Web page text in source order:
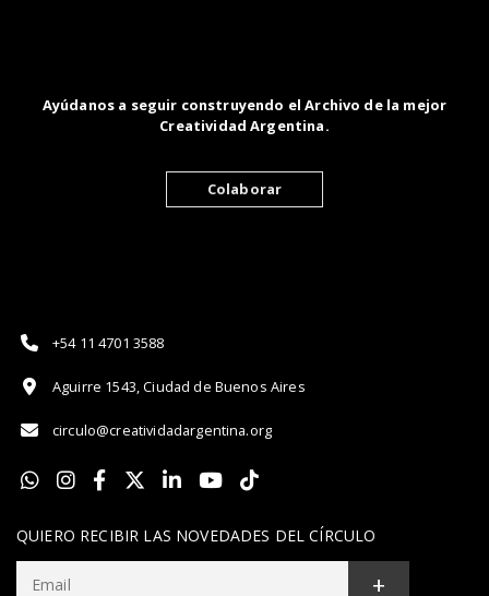
Ayúdanos a seguir construyendo el Archivo de la mejor
Creatividad Argentina.
Colaborar
+54 11 4701 3588
Aguirre 1543, Ciudad de Buenos Aires
circulo@creatividadargentina.org
QUIERO RECIBIR LAS NOVEDADES DEL CÍRCULO
+